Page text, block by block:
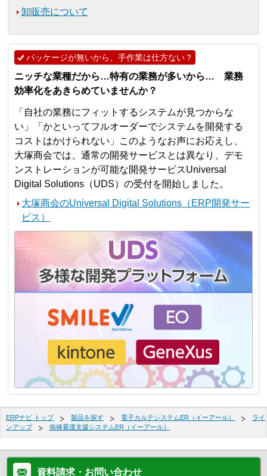
卸販売について
パッケージが無いから、手作業は仕方ない？
ニッチな業種だから…特有の業務が多いから… 業務
効率化をあきらめていませんか？
「自社の業務にフィットするシステムが見つからな
い」「かといってフルオーダーでシステムを開発する
コストはかけられない」このようなお声にお応えし、
大塚商会では、通常の開発サービスとは異なり、デモ
ンストレーションが可能な開発サービスUniversal
Digital Solutions（UDS）の受付を開始しました。
大塚商会のUniversal Digital Solutions（ERP開発サー
ビス）
ERPナビ トップ 製品を探す 電子カルテシステムER（イーアール）
ライ
ンアップ
病棟看護支援システムER（イーアール）
資料請求・お問い合わせ